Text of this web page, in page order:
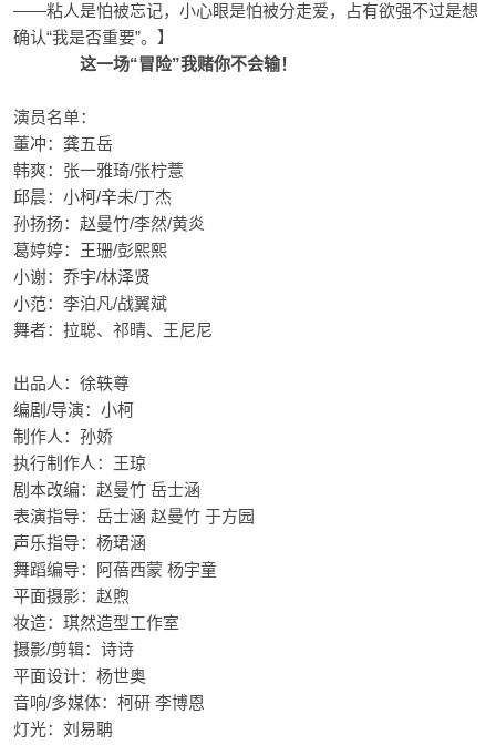
——粘人是怕被忘记，小心眼是怕被分走爱，占有欲强不过是想
确认“我是否重要”。】
这一场“冒险”我赌你不会输！
演员名单：
董冲：龚五岳
韩爽：张一雅琦/张柠薏
邱晨：小柯/辛未/丁杰
孙扬扬：赵曼竹/李然/黄炎
葛婷婷：王珊/彭熙熙
小谢：乔宇/林泽贤
小范：李泊凡/战翼斌
舞者：拉聪、祁晴、王尼尼
出品人：徐轶尊
编剧/导演：小柯
制作人：孙娇
执行制作人：王琼
剧本改编：赵曼竹 岳士涵
表演指导：岳士涵 赵曼竹 于方园
声乐指导：杨珺涵
舞蹈编导：阿蓓西蒙 杨宇童
平面摄影：赵煦
妆造：琪然造型工作室
摄影/剪辑：诗诗
平面设计：杨世奥
音响/多媒体：柯研 李博恩
灯光：刘易聃